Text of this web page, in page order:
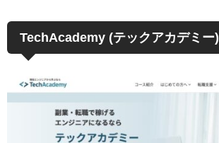
TechAcademy (テックアカデミー)